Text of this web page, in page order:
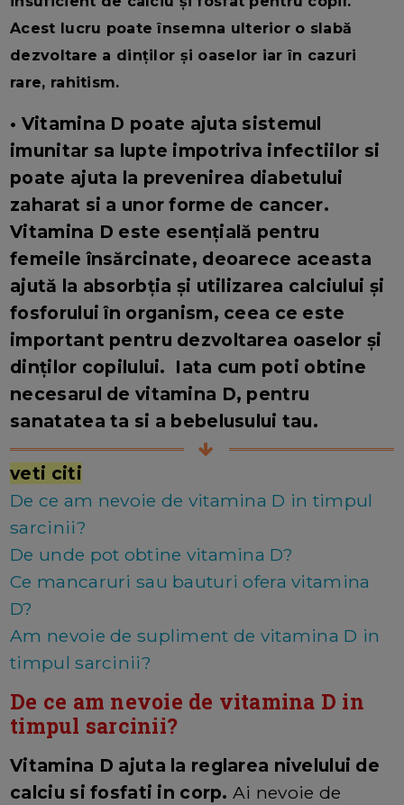
Acest lucru poate însemna ulterior o slabă
dezvoltare a dinților și oaselor iar în cazuri
rare, rahitism.
• Vitamina D poate ajuta sistemul
imunitar sa lupte impotriva infectiilor si
poate ajuta la prevenirea diabetului
zaharat si a unor forme de cancer.
Vitamina D este esențială pentru
femeile însărcinate, deoarece aceasta
ajută la absorbția și utilizarea calciului și
fosforului în organism, ceea ce este
important pentru dezvoltarea oaselor și
dinților copilului. Iata cum poti obtine
necesarul de vitamina D, pentru
sanatatea ta si a bebelusului tau.
veti citi
De ce am nevoie de vitamina D in timpul
sarcinii?
De unde pot obtine vitamina D?
Ce mancaruri sau bauturi ofera vitamina
D?
Am nevoie de supliment de vitamina D in
timpul sarcinii?
De ce am nevoie de vitamina D in
timpul sarcinii?
Vitamina D ajuta la reglarea nivelului de
calciu si fosfati in corp. Ai nevoie de